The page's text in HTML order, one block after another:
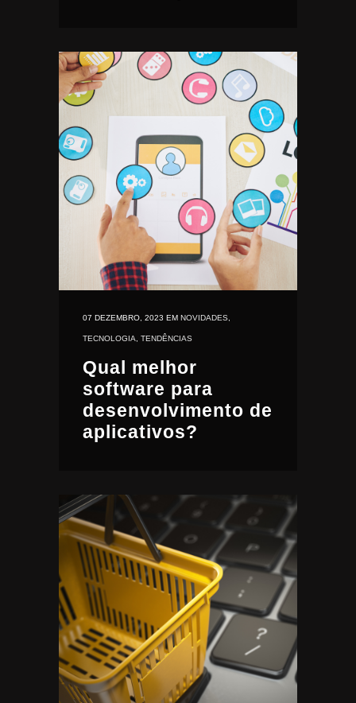
07 DEZEMBRO, 2023 EM NOVIDADES
TECNOLOGIA TENDÊNCIAS
Qual melhor
software para
desenvolvimento de
aplicativos?